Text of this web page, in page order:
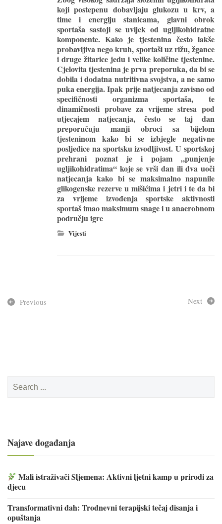
koji postepenu dobavljaju glukozu u krv, a
time i energiju stanicama, glavni obrok
sportaša sastoji se uvijek od ugljikohidratne
komponente. Kako je tjestenina često lakše
probavljiva nego kruh, sportaši uz rižu, žgance
i druge žitarice jedu i velike količine tjestenine.
Cjelovita tjestenina je prva preporuka, da bi se
dobila i dodatna nutritivna svojstva, a ne samo
puka energija. Ipak prije natjecanja zavisno od
specifičnosti organizma sportaša, te
dinamičnosti probave za vrijeme stresa pod
utjecajem natjecanja, često se taj dan
preporučuju manji obroci sa bijelom
tjesteninom kako bi se izbjegle negativne
posljedice na sportsku izvodljivost. U sportskoj
prehrani poznat je i pojam „punjenje
ugljikohidratima“ koje se vrši dan ili dva uoči
natjecanja kako bi se maksimalno napunile
glikogenske rezerve u mišićima i jetri i te da bi
za vrijeme izvođenja sportske aktivnosti
sportaš imao maksimum snage i u anaerobnom
području igre
Vijesti
Previous Next
for:
Najave događanja
Mali istraživači Sljemena: Aktivni ljetni kamp u prirodi za
djecu
Transformativni dah: Trodnevni terapijski tečaj disanja i
opuštanja